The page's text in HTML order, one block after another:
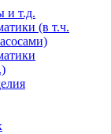
и т.д.
(в т.ч.